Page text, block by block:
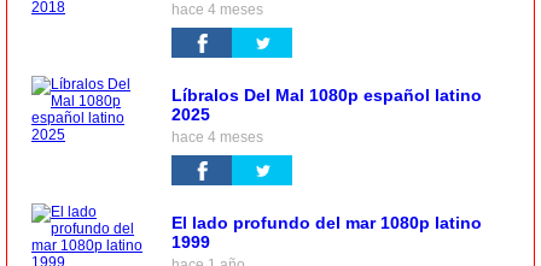
hace 4 meses
Líbralos Del Mal 1080p español latino
2025
hace 4 meses
El lado profundo del mar 1080p latino
1999